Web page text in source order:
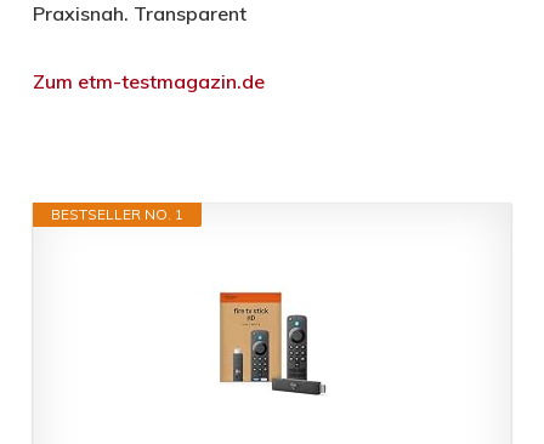
Praxisnah. Transparent
Zum etm-testmagazin.de
BESTSELLER NO. 1